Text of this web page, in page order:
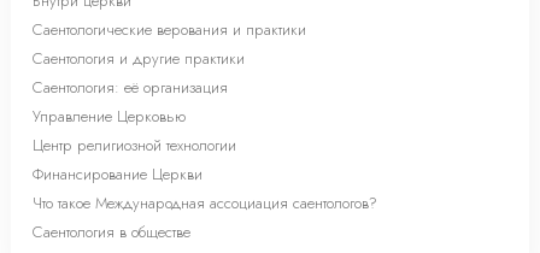
Саентологические верования и практики
Саентология и другие практики
Саентология: её организация
Управление Церковью
Центр религиозной технологии
Финансирование Церкви
Что такое Международная ассоциация саентологов?
Саентология в обществе